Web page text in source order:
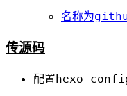
名称为
传源码
配置hexo